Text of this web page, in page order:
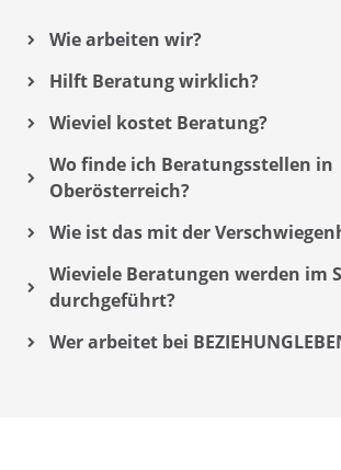
Wie arbeiten wir?
Hilft Beratung wirklich?
Wieviel kostet Beratung?
Wo finde ich Beratungsstellen in
Oberösterreich?
Wie ist das mit der
Wieviele Beratungen werden im
durchgeführt?
Wer arbeitet bei